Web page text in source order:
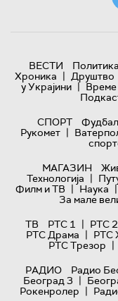
ВЕСТИ Политика
Хроника | Друштво
у Украјини | Време
СПОРТ
Фудбал
Рукомет |
МАГАЗИН
Технологијa |
Филм и ТВ | Наука |
За мале
ТВ
РТС 1 | РТС 2
РТС Драма | РТС
РТС Трезор |
РАДИО
Радио
Београд 3 |
Рокенролер |